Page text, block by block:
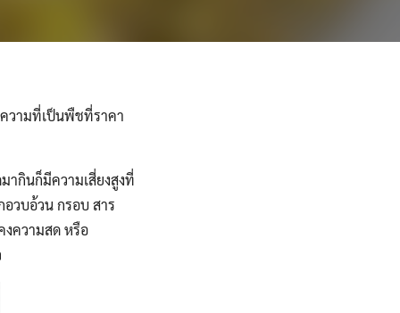
วามที่เป็นพืชที่ราคา
ากินก็มีความเสี่ยงสูงที่
อวบอ้วน กรอบ สาร
งความสด หรือ